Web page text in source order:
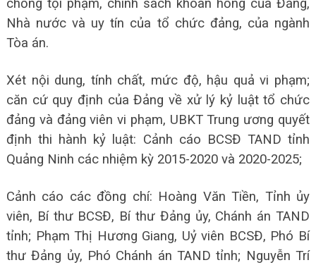
chống tội phạm, chính sách khoan hồng của Đảng,
Nhà nước và uy tín của tổ chức đảng, của ngành
Tòa án.
Xét nội dung, tính chất, mức độ, hậu quả vi phạm;
căn cứ quy định của Đảng về xử lý kỷ luật tổ chức
đảng và đảng viên vi phạm, UBKT Trung ương quyết
định thi hành kỷ luật: Cảnh cáo BCSĐ TAND tỉnh
Quảng Ninh các nhiệm kỳ 2015-2020 và 2020-2025;
Cảnh cáo các đồng chí: Hoàng Văn Tiền, Tỉnh ủy
viên, Bí thư BCSĐ, Bí thư Đảng ủy, Chánh án TAND
tỉnh; Phạm Thị Hương Giang, Uỷ viên BCSĐ, Phó Bí
thư Đảng ủy, Phó Chánh án TAND tỉnh; Nguyễn Trí